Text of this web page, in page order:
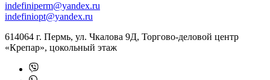
indefiniperm@yandex.ru
indefiniopt@yandex.ru
614064 г. Пермь, ул. Чкалова 9Д, Торгово-деловой центр
«Крепар», цокольный этаж